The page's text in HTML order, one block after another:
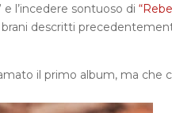
l’incedere sontuoso di
descritti
il primo album, ma che